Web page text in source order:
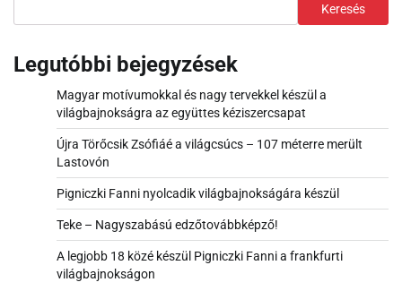
Keresés
Legutóbbi bejegyzések
Magyar motívumokkal és nagy tervekkel készül a
világbajnokságra az együttes kéziszercsapat
Újra Törőcsik Zsófiáé a világcsúcs – 107 méterre merült
Lastovón
Pigniczki Fanni nyolcadik világbajnokságára készül
Teke – Nagyszabású edzőtovábbképző!
A legjobb 18 közé készül Pigniczki Fanni a frankfurti
világbajnokságon